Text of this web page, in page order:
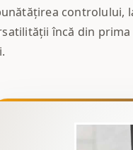
controlului,
încă din prima